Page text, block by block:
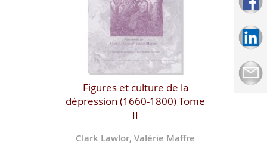
Figures et culture de la
dépression (1660-1800) Tome
II
Clark Lawlor, Valérie Maffre